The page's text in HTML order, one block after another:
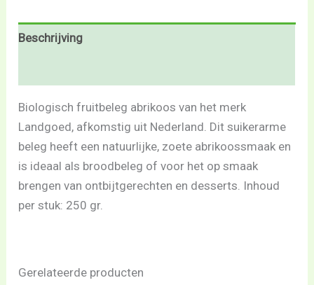
Beschrijving
Biologisch fruitbeleg abrikoos van het merk
Landgoed, afkomstig uit Nederland. Dit suikerarme
beleg heeft een natuurlijke, zoete abrikoossmaak en
is ideaal als broodbeleg of voor het op smaak
brengen van ontbijtgerechten en desserts. Inhoud
per stuk: 250 gr.
Gerelateerde producten